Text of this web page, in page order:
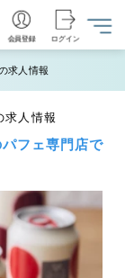
会員登録 ログイン
求人情報
人情報
フェ専門店で